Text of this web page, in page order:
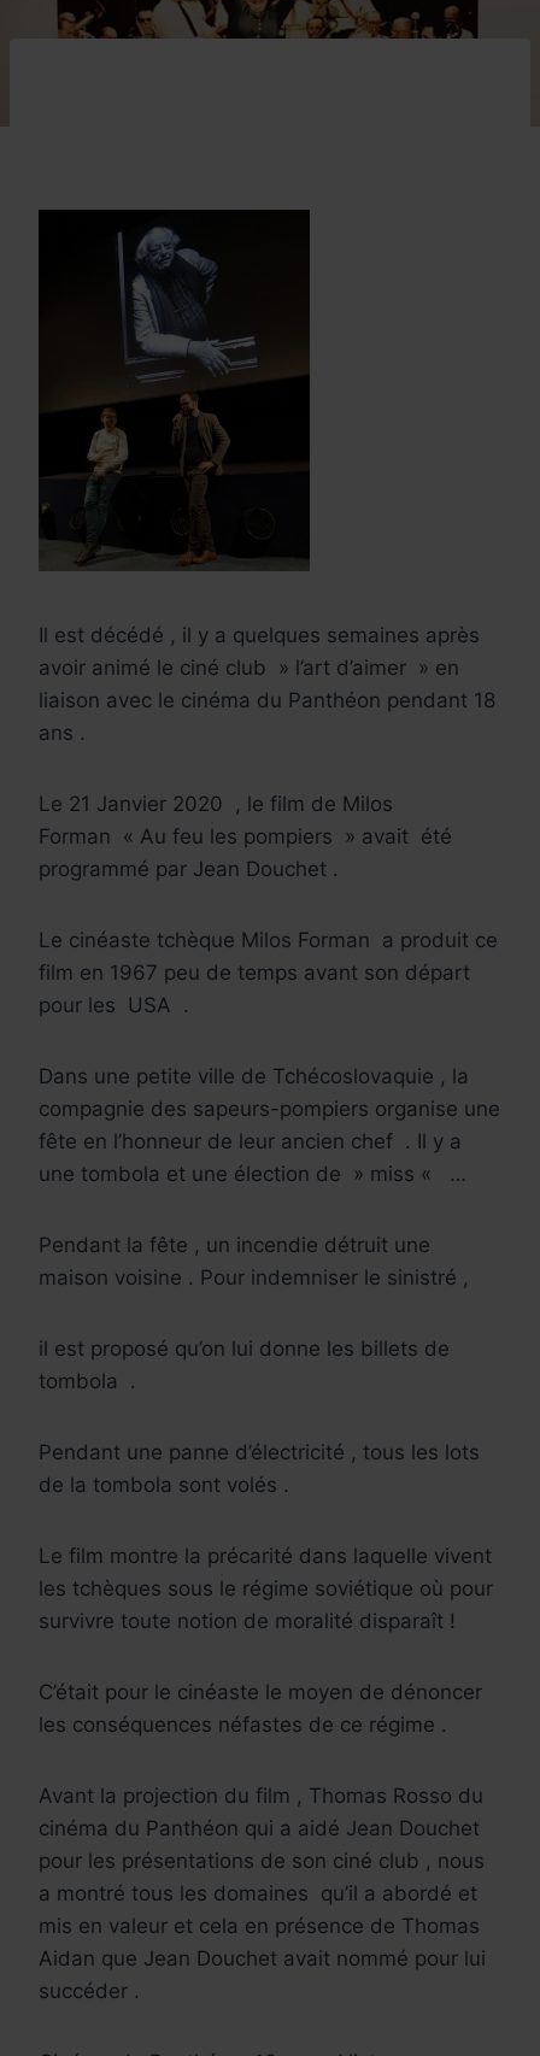
Il est décédé , il y a quelques semaines après
avoir animé le ciné club » l’art d’aimer » en
liaison avec le cinéma du Panthéon pendant 18
ans .
Le 21 Janvier 2020
, le film de Milos
Forman « Au feu les pompiers » avait été
programmé par Jean Douchet .
Le cinéaste tchèque Milos Forman a produit ce
film en 1967 peu de temps avant son départ
pour les USA .
Dans une petite ville de Tchécoslovaquie , la
compagnie des sapeurs-pompiers organise une
fête en l’honneur de leur ancien chef . Il y a
une tombola et une élection de » miss «
…
Pendant la fête , un incendie détruit une
maison voisine . Pour indemniser le sinistré ,
il est proposé qu’on lui donne les billets de
tombola
.
Pendant une panne d’électricité , tous les lots
de la tombola sont volés .
Le film montre la précarité dans laquelle vivent
les tchèques sous le régime soviétique où pour
survivre toute notion de moralité disparaît !
C’était pour le cinéaste le moyen de dénoncer
les conséquences néfastes de ce régime .
Avant la projection du film , Thomas Rosso du
cinéma du Panthéon qui a aidé Jean Douchet
pour les présentations de son ciné club , nous
a montré tous les domaines qu’il a abordé et
mis en valeur et cela en présence de Thomas
Aidan que Jean Douchet avait nommé pour lui
succéder .